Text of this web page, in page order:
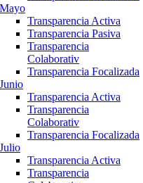
Mayo
Transparencia Activa
Transparencia Pasiva
Transparencia
Colaborativ
Transparencia Focalizada
Junio
Transparencia Activa
Transparencia
Colaborativ
Transparencia Focalizada
Julio
Transparencia Activa
Transparencia